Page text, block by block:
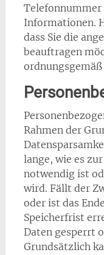
Telefonnummer
Informationen.
dass Sie die
beauftragen
Rahmen der
lange, wie es
notwendig ist
wird. Fällt der
oder ist das
Speicherfrist
Daten gesperrt
Grundsätzlich